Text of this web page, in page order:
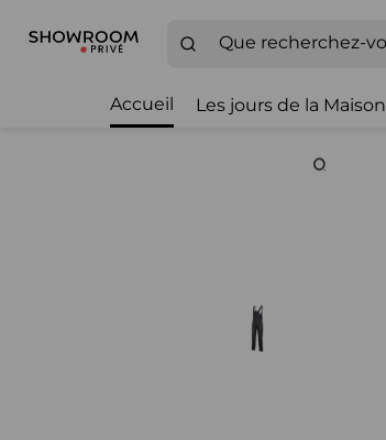
Accueil Les jours de la Maison